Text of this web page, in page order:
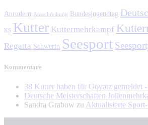
Anrudern Ausschreibung Bundesjugendtag
KS Kutter Kuttermehrkampf
Regatta Schwerin Seesport
Kommentare
38 Kutter haben für Goyatz gemeldet
Deutsche Meisterschaften
Sandra Grabow zu Aktualisierte